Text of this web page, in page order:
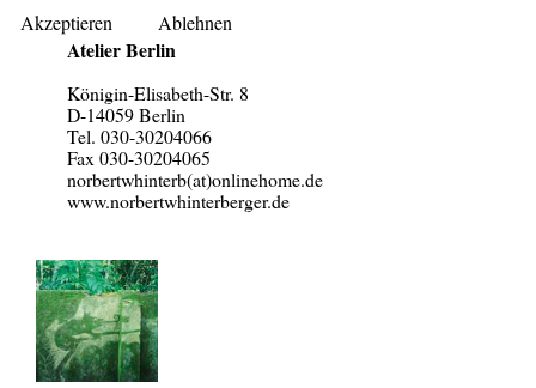
Atelier Berlin
Königin-Elisabeth-Str. 8
D-14059 Berlin
Tel. 030-30204066
Fax 030-30204065
norbertwhinterb(at)onlinehome.de
www.norbertwhinterberger.de
Akzeptieren Ablehnen